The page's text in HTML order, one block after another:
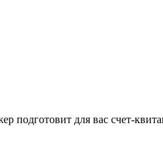
подготовит для вас счет-